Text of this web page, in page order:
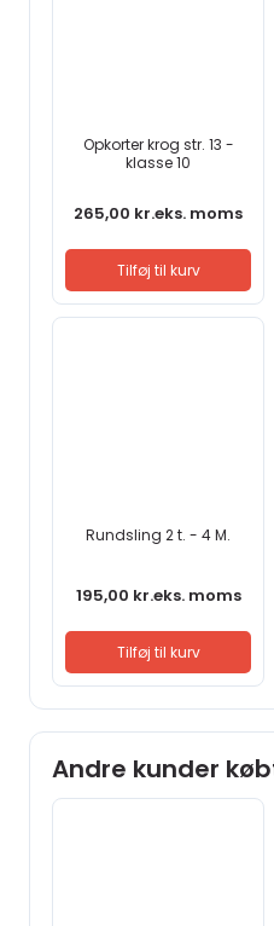
Opkorter krog str. 13 -
klasse 10
265,00 kr.eks. moms
Tilføj til kurv
Rundsling 2 t. - 4 M.
195,00 kr.eks. moms
Tilføj til kurv
Andre kunder